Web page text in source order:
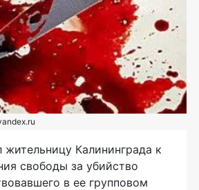
жительницу Калининграда к
свободы за убийство
в ее групповом